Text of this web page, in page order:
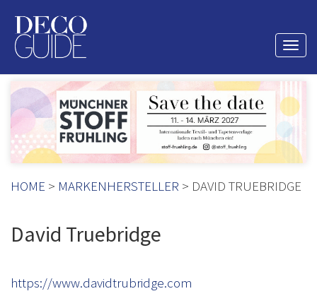
HOME > MARKENHERSTELLER > DAVID TRUEBRIDGE
David Truebridge
https://www.davidtrubridge.com